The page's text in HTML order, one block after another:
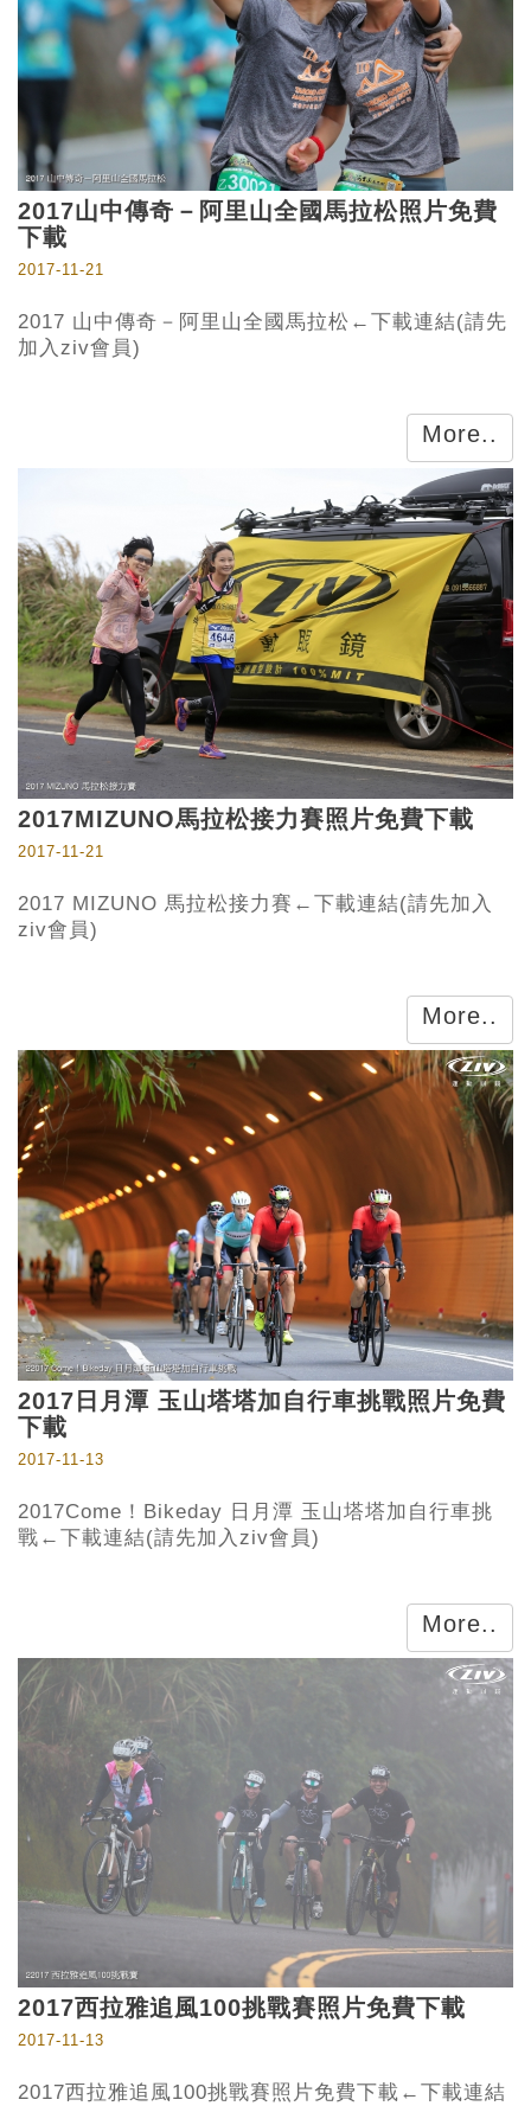
2017山中傳奇－阿里山全國馬拉松照片免費
下載
2017-11-21
2017 山中傳奇－阿里山全國馬拉松←下載連結(請先
加入ziv會員)
More..
2017MIZUNO馬拉松接力賽照片免費下載
2017-11-21
2017 MIZUNO 馬拉松接力賽←下載連結(請先加入
ziv會員)
More..
2017日月潭 玉山塔塔加自行車挑戰照片免費
下載
2017-11-13
2017Come！Bikeday 日月潭 玉山塔塔加自行車挑
戰←下載連結(請先加入ziv會員)
More..
2017西拉雅追風100挑戰賽照片免費下載
2017-11-13
2017西拉雅追風100挑戰賽照片免費下載←下載連結